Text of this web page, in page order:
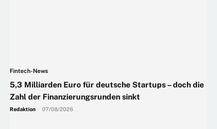
Fintech-News
5,3 Milliarden Euro für deutsche Startups – doch die
Zahl der Finanzierungsrunden sinkt
Redaktion 07/08/2026